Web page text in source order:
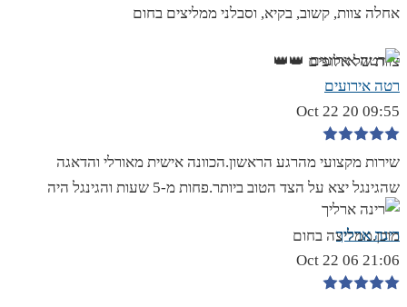
אחלה צוות, קשוב, בקיא, וסבלני ממליצים בחום
צוות של אלופים 👑👑
רטה אירועים
09:55 20 Oct 22
שירות מקצועי מהרגע הראשון.הכוונה אישית מאורלי והדאגה
שהגינגל יצא על הצד הטוב ביותר.פחות מ-5 שעות והגינגל היה
מוכן.ממליצה בחום
רינה ארליך
21:06 06 Oct 22